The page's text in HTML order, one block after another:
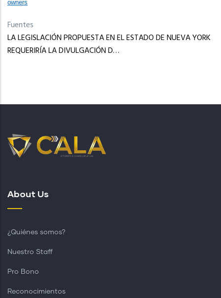
owners
Fuentes
LA LEGISLACIÓN PROPUESTA EN EL ESTADO DE NUEVA YORK
REQUERIRÍA LA DIVULGACIÓN D…
About Us
¿Quiénes somos?
Nuestro Staff
Pro Bono
Reconocimientos